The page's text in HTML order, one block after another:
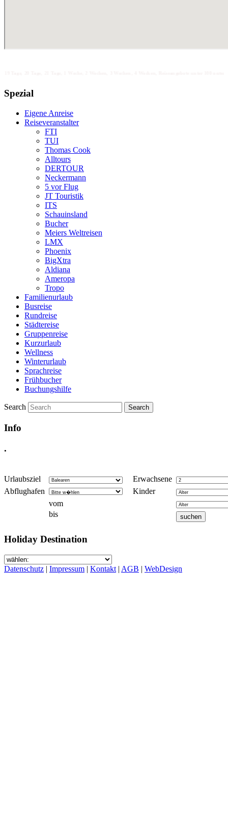
Spezial
Eigene Anreise
Reiseveranstalter
FTI
TUI
Thomas Cook
Alltours
DERTOUR
Neckermann
5 vor Flug
JT Touristik
ITS
Schauinsland
Bucher
Meiers Weltreisen
LMX
Phoenix
BigXtra
Aldiana
Ameropa
Tropo
Familienurlaub
Busreise
Rundreise
Städtereise
Gruppenreise
Kurzurlaub
Wellness
Winterurlaub
Sprachreise
Frühbucher
Buchungshilfe
Search
Info
.
Urlaubsziel
Erwachsene
Abflughafen
Kinder
vom
bis
Holiday Destination
Datenschutz | Impressum | Kontakt | AGB | WebDesign